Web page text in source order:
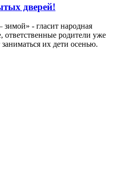
дверей!
зимой» - гласит народная
ответственные родители уже
их дети осенью.